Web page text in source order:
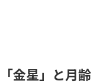
金星」と月齢